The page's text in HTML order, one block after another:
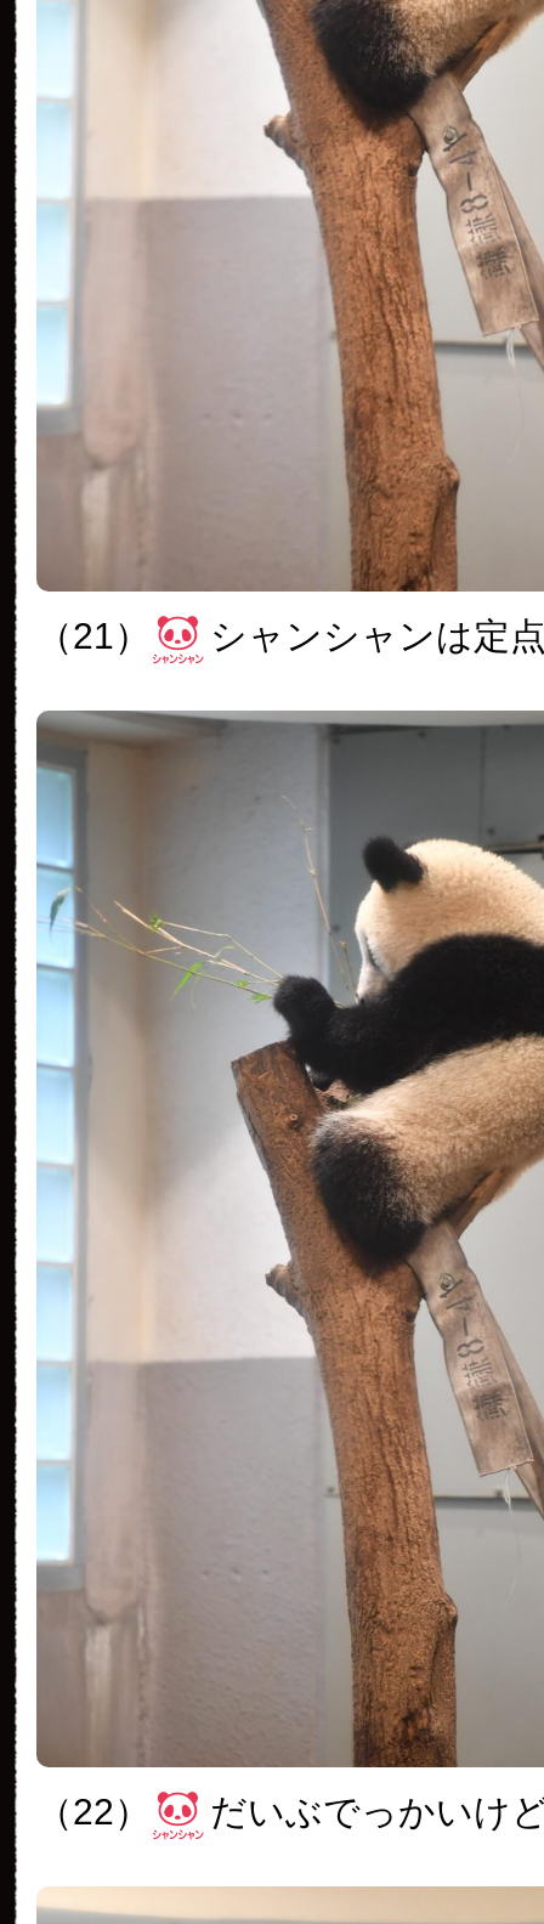
（21） シャンシャンは定
（22） だいぶでっかいけ